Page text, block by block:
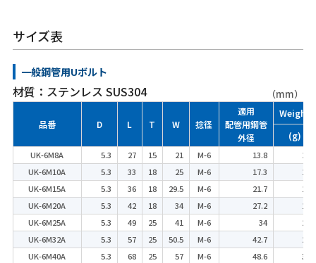
サイズ表
一般鋼管用Uボルト
材質：ステンレス SUS304 （mm）
品番 D L T W 捻径
適用
配管用鋼管
外径
Weight
(g)
UK-6M8A 5.3 27 15 21 M-6 13.8
13
UK-6M10A
5.3 33 18 25 M-6 17.3
15
UK-6M15A
5.3 36 18 29.5 M-6 21.7
17
UK-6M20A
5.3 42 18 34 M-6 27.2
19
UK-6M25A
5.3 49 25 41 M-6 34
22
UK-6M32A
5.3 57 25 50.5 M-6 42.7
26
UK-6M40A
5.3 68 25 57 M-6 48.6
30